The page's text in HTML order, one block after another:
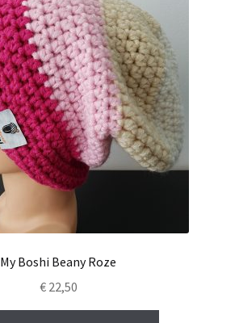
My Boshi Beany Roze
€22,50